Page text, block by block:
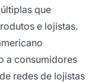
que
e lojistas.
a consumidores
redes de lojistas